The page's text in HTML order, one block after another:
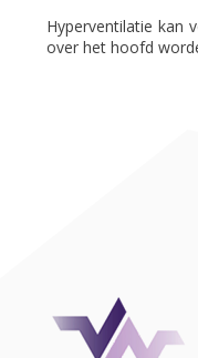
Hyperventilatie kan
over het hoofd